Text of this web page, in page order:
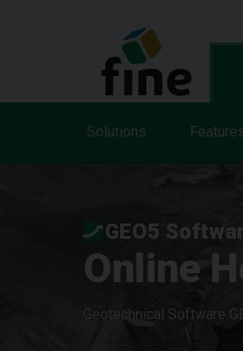
Solutions
GEO5
Online
Geotechnical Software